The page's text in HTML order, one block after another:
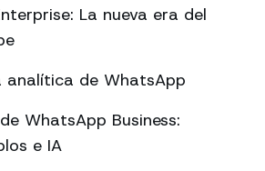
La nueva era del
analítica de WhatsApp
WhatsApp Business:
e IA